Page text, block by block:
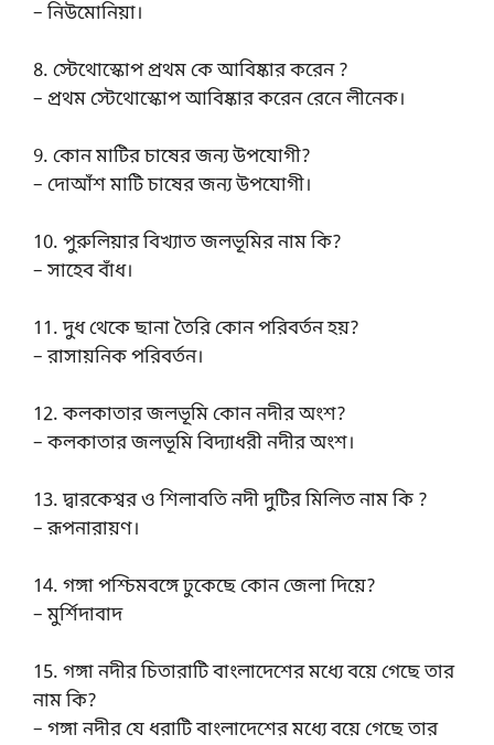
– নিউমোনিয়া।
8. স্টেথোস্কোপ প্রথম কে আবিষ্কার করেন ?
– প্রথম স্টেথোস্কোপ আবিষ্কার করেন রেনে লীনেক।
9. কোন মাটির চাষের জন্য উপযোগী?
– দোআঁশ মাটি চাষের জন্য উপযোগী।
10. পুরুলিয়ার বিখ্যাত জলভূমির নাম কি?
– সাহেব বাঁধ।
11. দুধ থেকে ছানা তৈরি কোন পরিবর্তন হয়?
– রাসায়নিক পরিবর্তন।
12. কলকাতার জলভূমি কোন নদীর অংশ?
– কলকাতার জলভূমি বিদ্যাধরী নদীর অংশ।
13. দ্বারকেশ্বর ও শিলাবতি নদী দুটির মিলিত নাম কি ?
– রূপনারায়ণ।
14. গঙ্গা পশ্চিমবঙ্গে ঢুকেছে কোন জেলা দিয়ে?
– মুর্শিদাবাদ
15. গঙ্গা নদীর চিতারাটি বাংলাদেশের মধ্যে বয়ে গেছে তার
নাম কি?
– গঙ্গা নদীর যে ধরাটি বাংলাদেশের মধ্যে বয়ে গেছে তার